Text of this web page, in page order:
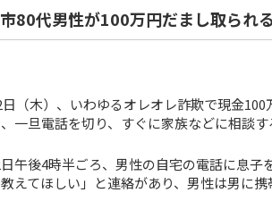
80代男性が100万円だまし取られる
（木）、いわゆるオレオレ詐欺で現金
一旦電話を切り、すぐに家族などに相談す
午後4時半ごろ、男性の自宅の電話に息子
えてほしい」と連絡があり、男性は男に携